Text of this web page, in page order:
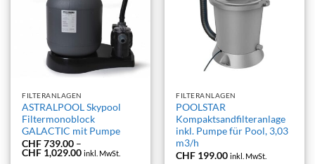
FILTERANLAGEN
ASTRALPOOL Skypool
Filtermonoblock
GALACTIC mit Pumpe
CHF739.00 –
CHF 1,029.00Preisspanne:
inkl. MwSt.
FILTERANLAGEN
POOLSTAR
Kompaktsandfilteranlage
inkl. Pumpe für Pool, 3,03
m3/h
CHF 199.00 inkl. MwSt.